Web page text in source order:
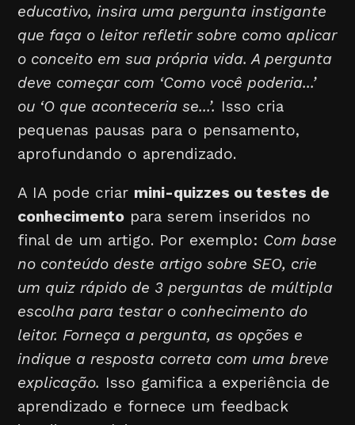
educativo, insira uma pergunta instigante
que faça o leitor refletir sobre como aplicar
o conceito em sua própria vida. A pergunta
deve começar com ‘Como você poderia...’
ou ‘O que aconteceria se...’. Isso cria
pequenas pausas para o pensamento,
aprofundando o aprendizado.
A IA pode criar mini-quizzes ou testes de
conhecimento para serem inseridos no
final de um artigo. Por exemplo: Com base
no conteúdo deste artigo sobre SEO, crie
um quiz rápido de 3 perguntas de múltipla
escolha para testar o conhecimento do
leitor. Forneça a pergunta, as opções e
indique a resposta correta com uma breve
explicação. Isso gamifica a experiência de
aprendizado e fornece um feedback